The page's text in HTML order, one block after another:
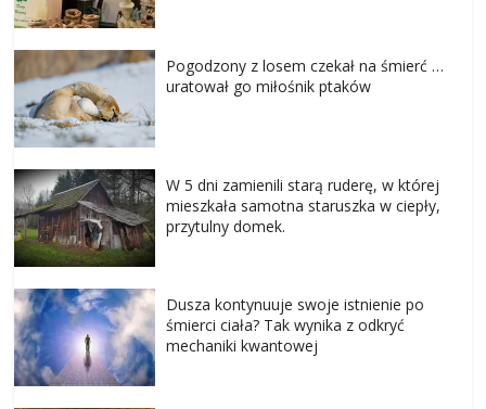
Pogodzony z losem czekał na śmierć …
uratował go miłośnik ptaków
W 5 dni zamienili starą ruderę, w której
mieszkała samotna staruszka w ciepły,
przytulny domek.
Dusza kontynuuje swoje istnienie po
śmierci ciała? Tak wynika z odkryć
mechaniki kwantowej